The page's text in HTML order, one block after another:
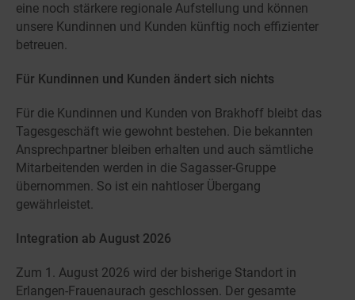
eine noch stärkere regionale Aufstellung und können
unsere Kundinnen und Kunden künftig noch effizienter
betreuen.
Für Kundinnen und Kunden ändert sich nichts
Für die Kundinnen und Kunden von Brakhoff bleibt das
Tagesgeschäft wie gewohnt bestehen. Die bekannten
Ansprechpartner bleiben erhalten und auch sämtliche
Mitarbeitenden werden in die Sagasser-Gruppe
übernommen. So ist ein nahtloser Übergang
gewährleistet.
Integration ab August 2026
Zum 1. August 2026 wird der bisherige Standort in
Erlangen-Frauenaurach geschlossen. Der gesamte